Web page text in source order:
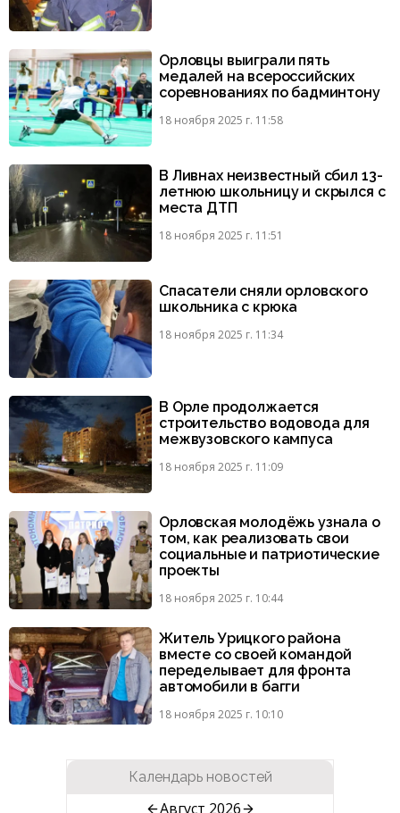
Орловцы выиграли пять
медалей на всероссийских
соревнованиях по бадминтону
18 ноября 2025 г. 11:58
В Ливнах неизвестный сбил 13-
летнюю школьницу и скрылся с
места ДТП
18 ноября 2025 г. 11:51
Спасатели сняли орловского
школьника с крюка
18 ноября 2025 г. 11:34
В Орле продолжается
строительство водовода для
межвузовского кампуса
18 ноября 2025 г. 11:09
Орловская молодёжь узнала о
том, как реализовать свои
социальные и патриотические
проекты
18 ноября 2025 г. 10:44
Житель Урицкого района
вместе со своей командой
переделывает для фронта
автомобили в багги
18 ноября 2025 г. 10:10
Календарь новостей
Август 2026